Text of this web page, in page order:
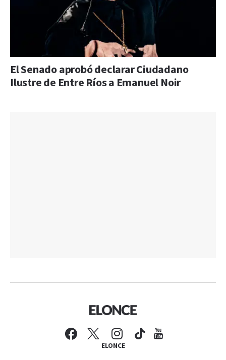
El Senado aprobó declarar Ciudadano
Ilustre de Entre Ríos a Emanuel Noir
ELONCE